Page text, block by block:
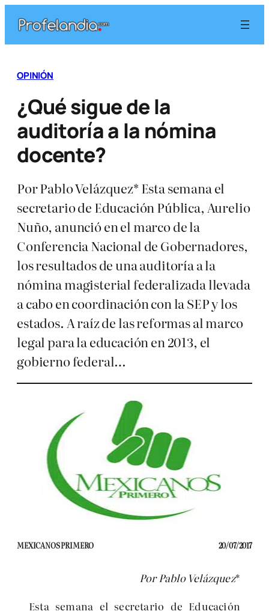
contenido
OPINIÓN
¿Qué sigue de la
auditoría a la nómina
docente?
Por Pablo Velázquez* Esta semana el
secretario de Educación Pública, Aurelio
Nuño, anunció en el marco de la
Conferencia Nacional de Gobernadores,
los resultados de una auditoría a la
nómina magisterial federalizada llevada
a cabo en coordinación con la SEP y los
estados. A raíz de las reformas al marco
legal para la educación en 2013, el
gobierno federal…
MEXICANOS PRIMERO 20/07/2017
Por Pablo Velázquez*
Esta semana el secretario de Educación